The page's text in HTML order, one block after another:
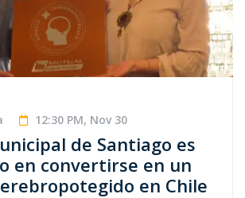
12:30 PM, Nov 30
de Santiago es
en convertirse en un
en Chile